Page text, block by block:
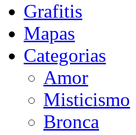
Grafitis
Mapas
Categorias
Amor
Misticismo
Bronca